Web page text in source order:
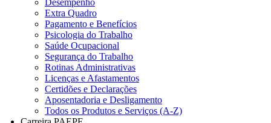
Extra Quadro
Pagamento e Benefícios
Psicologia do Trabalho
Saúde Ocupacional
Segurança do Trabalho
Rotinas Administrativas
Licenças e Afastamentos
Certidões e Declarações
Aposentadoria e Desligamento
Todos os Produtos e Serviços (A-Z)